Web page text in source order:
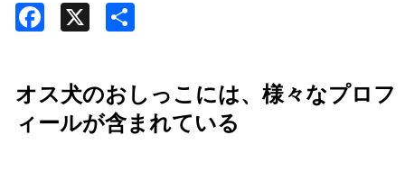
Facebook
オス犬のおしっこには、様々なプロフ
ィールが含まれている